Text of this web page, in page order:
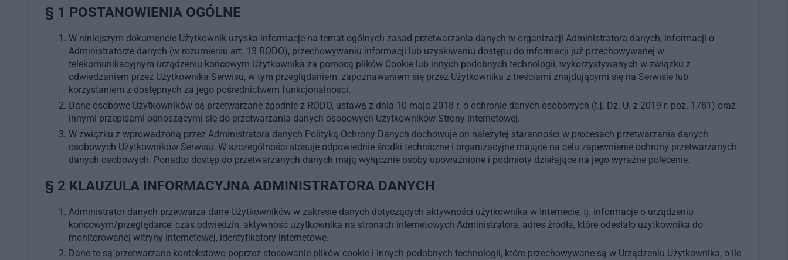
§ 1 POSTANOWIENIA OGÓLNE
W niniejszym dokumencie Użytkownik uzyska informacje na temat ogólnych zasad przetwarzania danych w organizacji Administratora danych, informacji o
Administratorze danych (w rozumieniu art. 13 RODO), przechowywaniu informacji lub uzyskiwaniu dostępu do informacji już przechowywanej w
telekomunikacyjnym urządzeniu końcowym Użytkownika za pomocą plików Cookie lub innych podobnych technologii, wykorzystywanych w związku z
odwiedzaniem przez Użytkownika Serwisu, w tym przeglądaniem, zapoznawaniem się przez Użytkownika z treściami znajdującymi się na Serwisie lub
korzystaniem z dostępnych za jego pośrednictwem funkcjonalności.
Dane osobowe Użytkowników są przetwarzane zgodnie z RODO, ustawą z dnia 10 maja 2018 r. o ochronie danych osobowych (t.j. Dz. U. z 2019 r. poz. 1781) oraz
innymi przepisami odnoszącymi się do przetwarzania danych osobowych Użytkowników Strony internetowej.
W związku z wprowadzoną przez Administratora danych Polityką Ochrony Danych dochowuje on należytej staranności w procesach przetwarzania danych
osobowych Użytkowników Serwisu. W szczególności stosuje odpowiednie środki techniczne i organizacyjne mające na celu zapewnienie ochrony przetwarzanych
danych osobowych. Ponadto dostęp do przetwarzanych danych mają wyłącznie osoby upoważnione i podmioty działające na jego wyraźne polecenie.
§ 2 KLAUZULA INFORMACYJNA ADMINISTRATORA DANYCH
Administrator danych przetwarza dane Użytkowników w zakresie danych dotyczących aktywności użytkownika w Internecie, tj. informacje o urządzeniu
końcowym/przeglądarce, czas odwiedzin, aktywność użytkownika na stronach internetowych Administratora, adres źródła, które odesłało użytkownika do
monitorowanej witryny internetowej, identyfikatory internetowe.
Dane te są przetwarzane kontekstowo poprzez stosowanie plików cookie i innych podobnych technologii, które przechowywane są w Urządzeniu Użytkownika, o ile